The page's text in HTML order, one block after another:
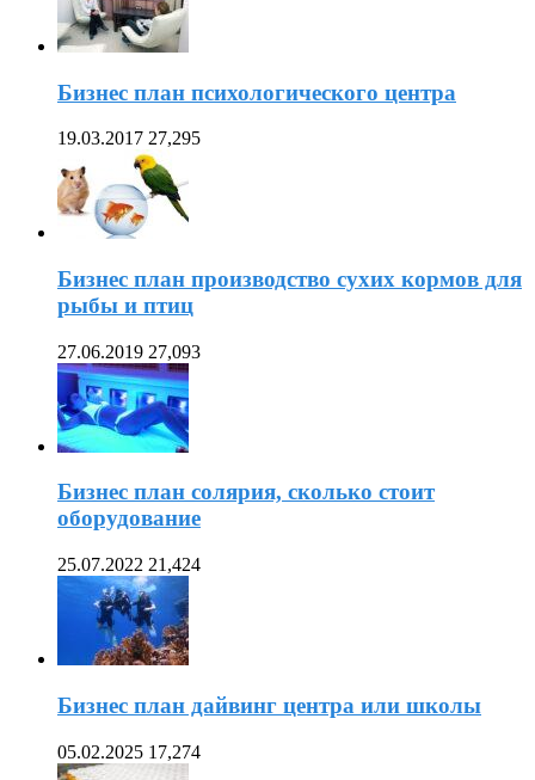
Бизнес план психологического центра
19.03.2017 27,295
Бизнес план производство сухих кормов для
рыбы и птиц
27.06.2019 27,093
Бизнес план солярия, сколько стоит
оборудование
25.07.2022 21,424
Бизнес план дайвинг центра или школы
05.02.2025 17,274